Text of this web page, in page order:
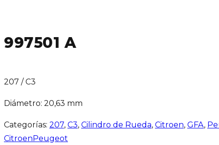
997501 A
207 / C3
Diámetro: 20,63 mm
Categorías: 207, C3, Cilindro de Rueda, Citroen, GFA,
CitroenPeugeot